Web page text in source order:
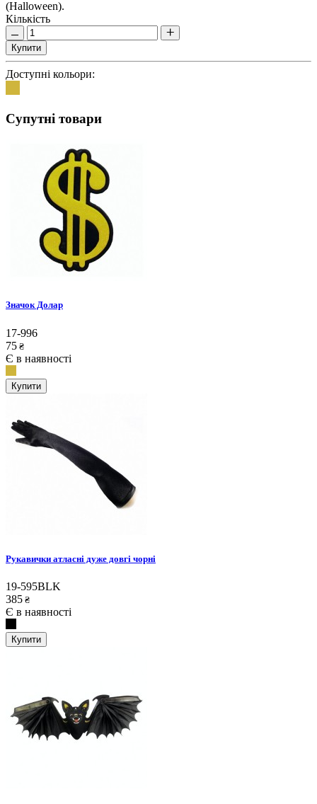
(Halloween).
Кількість
Купити
Доступні кольори:
Супутні товари
Значок Долар
17-996
75 ₴
Є в наявності
Купити
Рукавички атласні дуже довгі чорні
19-595BLK
385 ₴
Є в наявності
Купити